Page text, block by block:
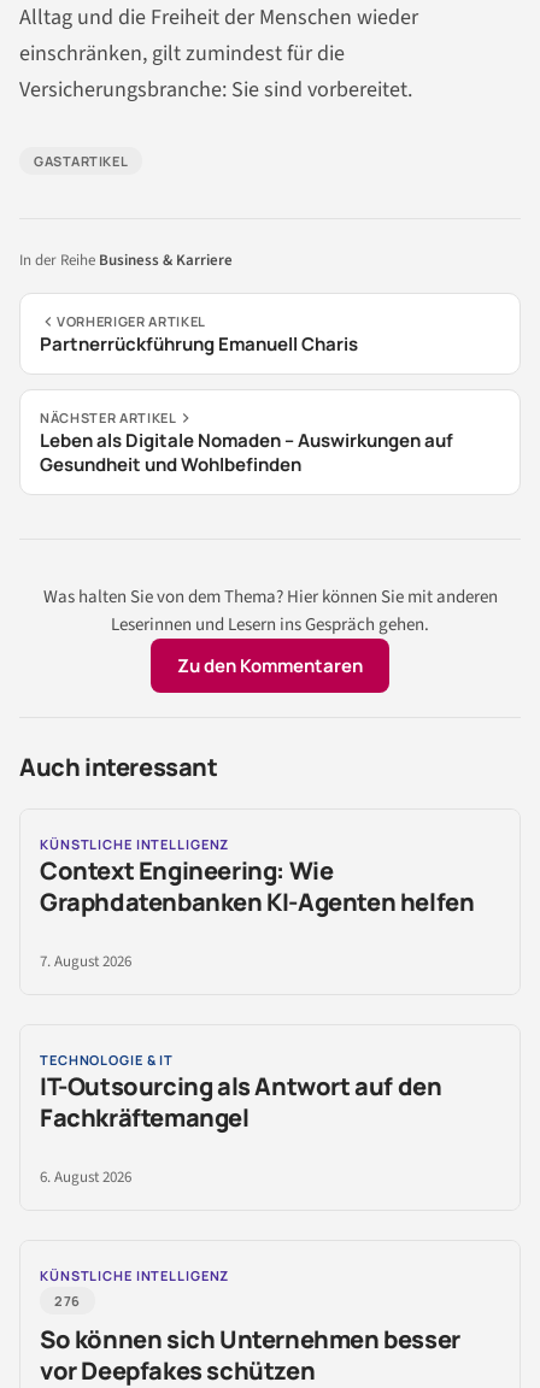
Alltag und die Freiheit der Menschen wieder
einschränken, gilt zumindest für die
Versicherungsbranche: Sie sind vorbereitet.
GASTARTIKEL
In der Reihe Business & Karriere
VORHERIGER ARTIKEL
Partnerrückführung Emanuell Charis
NÄCHSTER ARTIKEL
Leben als Digitale Nomaden – Auswirkungen auf
Gesundheit und Wohlbefinden
Was halten Sie von dem Thema? Hier können Sie mit anderen
Leserinnen und Lesern ins Gespräch gehen.
Zu den Kommentaren
Auch interessant
KÜNSTLICHE INTELLIGENZ
Context Engineering: Wie
Graphdatenbanken KI-Agenten helfen
7. August 2026
TECHNOLOGIE & IT
IT-Outsourcing als Antwort auf den
Fachkräftemangel
6. August 2026
KÜNSTLICHE INTELLIGENZ
276
So können sich Unternehmen besser
vor Deepfakes schützen